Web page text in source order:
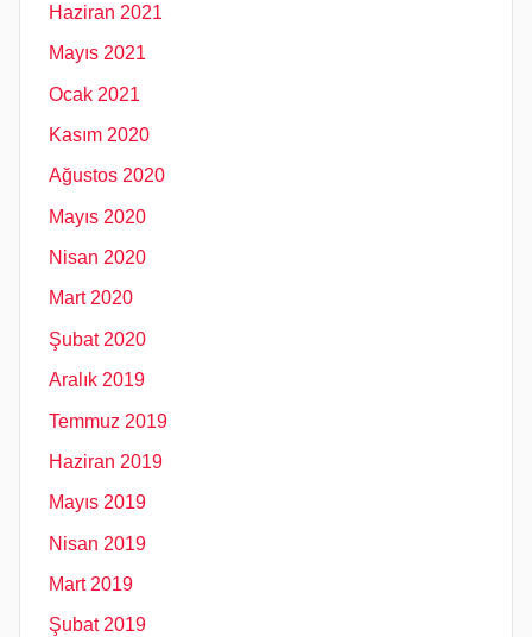
Haziran 2021
Mayıs 2021
Ocak 2021
Kasım 2020
Ağustos 2020
Mayıs 2020
Nisan 2020
Mart 2020
Şubat 2020
Aralık 2019
Temmuz 2019
Haziran 2019
Mayıs 2019
Nisan 2019
Mart 2019
Şubat 2019